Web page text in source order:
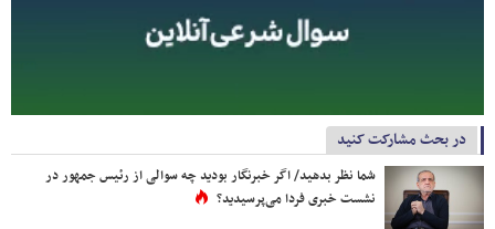
در بحث مشارکت کنید
شما نظر بدهید/ اگر خبرنگار بودید چه سوالی از رئیس جمهور در
نشست خبری فردا می‌پرسیدید؟